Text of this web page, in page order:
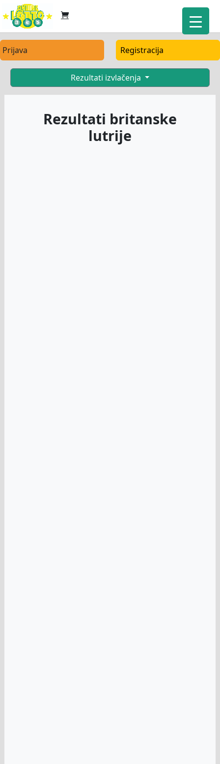
Prijava Registracija
Rezultati izvlačenja
Rezultati britanske
lutrije